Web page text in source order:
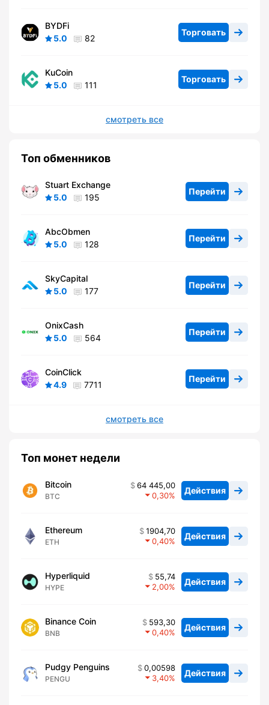
BYDFi
5.0
82
Торговать
KuCoin
5.0
111
Торговать
смотреть все
Топ обменников
Stuart Exchange
5.0
195
Перейти
AbcObmen
5.0
128
Перейти
SkyCapital
5.0
177
Перейти
OnixCash
5.0
564
Перейти
CoinClick
4.9
7711
Перейти
смотреть все
Топ монет недели
Bitcoin
BTC
64 445,00
0,30
Действия
Ethereum
ETH
1904,70
0,40
Действия
Hyperliquid
HYPE
55,74
2,00
Действия
Binance Coin
BNB
593,30
0,40
Действия
Pudgy Penguins
PENGU
0,00598
3,40
Действия